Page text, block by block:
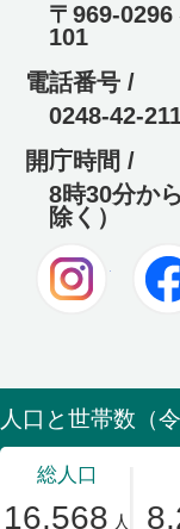
〒969-
101
電話番号 /
0248-42-
開庁時間 /
8時30分か
除く）